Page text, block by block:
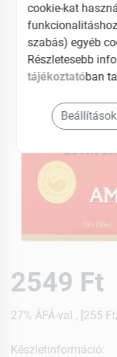
2549 Ft
27% ÁFÁ-val , [255
Készletinformáció:
cookie-kat
szabás) egyéb
Részletesebb
tájékoztatóban